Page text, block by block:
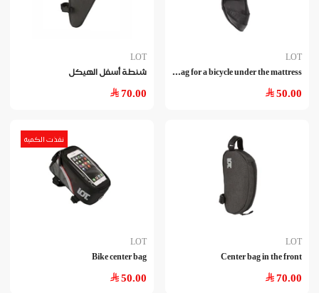
LOT
A b
ag for a bicycle under the mattress
50.00
LOT
شنطة أسفل الهيكل
70.00
LOT
Center bag in the front
70.00
نفذت الكمية
LOT
Bike center bag
50.00